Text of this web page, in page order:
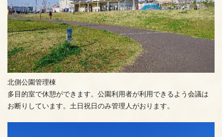
北側公園管理棟
多目的室で休憩ができます。公園利用者が利用できるよう会議は
お断りしています。土日祝日のみ管理人がおります。